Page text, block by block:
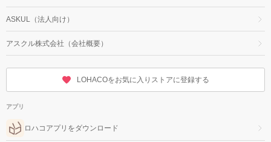
ASKUL（法人向け）
アスクル株式会社（会社概要）
LOHACOをお気に入りストアに登録する
アプリ
ロハコアプリをダウンロード